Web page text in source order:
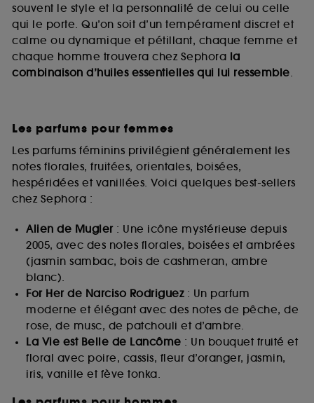
souvent le style et la personnalité de celui ou celle
qui le porte. Qu’on soit d’un tempérament discret et
calme ou dynamique et pétillant, chaque femme et
chaque homme trouvera chez Sephora la
combinaison d’huiles essentielles qui lui ressemble.
Les parfums pour femmes
Les parfums féminins privilégient généralement les
notes florales, fruitées, orientales, boisées,
hespéridées et vanillées. Voici quelques best-sellers
chez Sephora :
Alien de Mugler: Une icône mystérieuse depuis
2005, avec des notes florales, boisées et ambrées
(jasmin sambac, bois de cashmeran, ambre
blanc).
For Her de Narciso Rodriguez: Un parfum
moderne et élégant avec des notes de pêche, de
rose, de musc, de patchouli et d’ambre.
La Vie est Belle de Lancôme : Un bouquet fruité et
floral avec poire, cassis, fleur d’oranger, jasmin,
iris, vanille et fève tonka.